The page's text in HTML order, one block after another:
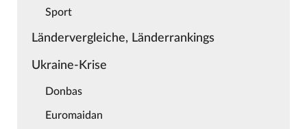
Sport
Ländervergleiche, Länderrankings
Ukraine-Krise
Donbas
Euromaidan